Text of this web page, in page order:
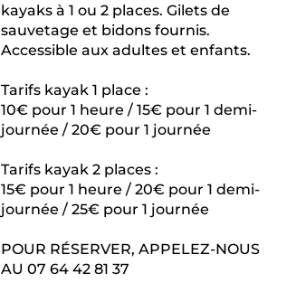
kayaks à 1 ou 2 places. Gilets de
sauvetage et bidons fournis.
Accessible aux adultes et enfants.
Tarifs kayak 1 place :
10€ pour 1 heure / 15€ pour 1 demi-
journée / 20€ pour 1 journée
Tarifs kayak 2 places :
15€ pour 1 heure / 20€ pour 1 demi-
journée / 25€ pour 1 journée
POUR RÉSERVER, APPELEZ-NOUS
AU 07 64 42 81 37